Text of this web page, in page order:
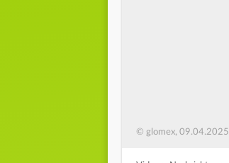
© glomex, 09.04.2025